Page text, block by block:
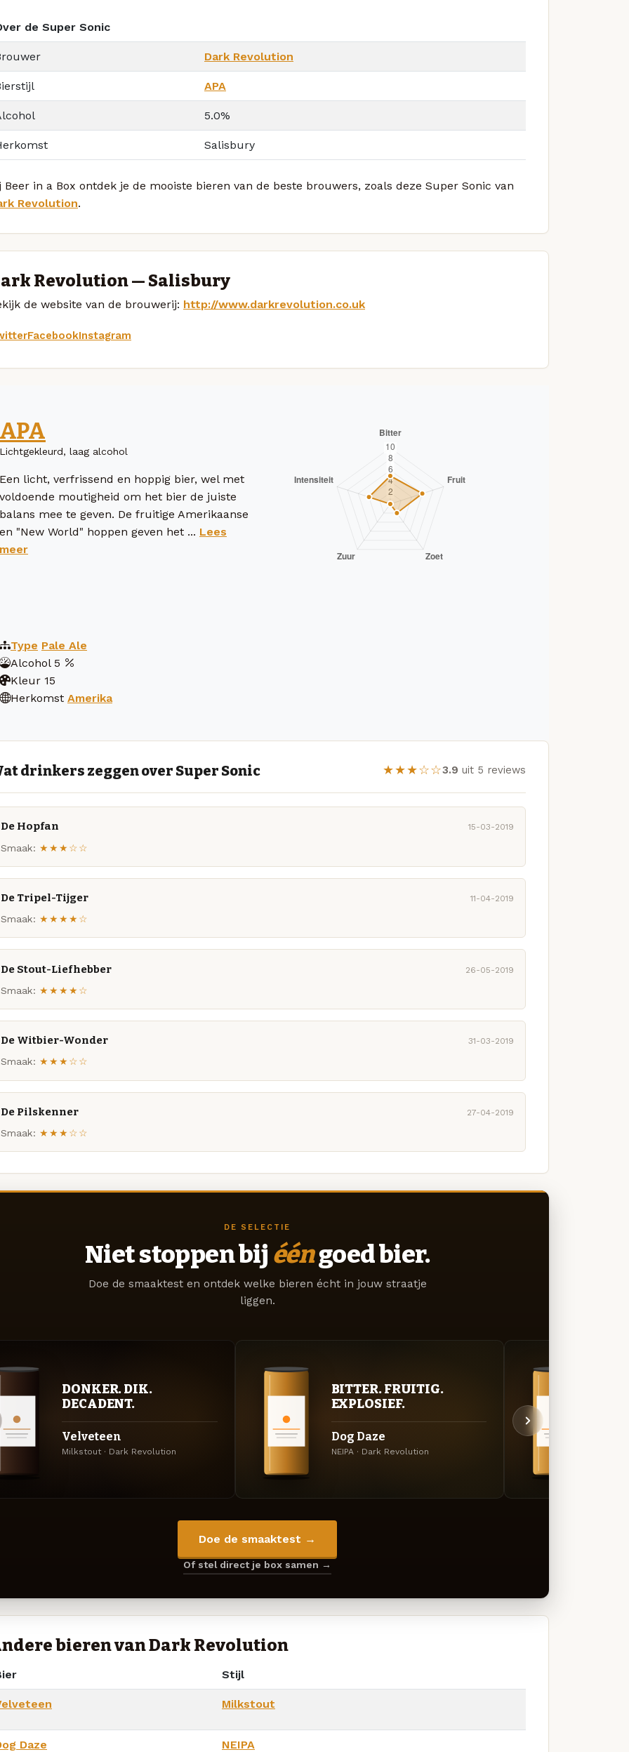
de Super Sonic
Dark Revolution
APA
5.0%
Salisbury
Beer in a Box ontdek je de mooiste bieren van de beste brouwers, zoals deze Super Sonic van
Revolution.
Revolution — Salisbury
de website van de brouwerij: http://www.darkrevolution.co.uk
FacebookInstagram
APA
Lichtgekleurd, laag alcohol
Een licht, verfrissend en hoppig bier, wel met
voldoende moutigheid om het bier de juiste
balans mee te geven. De fruitige Amerikaanse
en "New World" hoppen geven het ... Lees
meer
Type Pale Ale
Alcohol 5
Kleur 15
Herkomst Amerika
drinkers zeggen over Super Sonic ★★★☆☆3.9 uit 5 reviews
De Hopfan 15-03-2019
Smaak: ★★★☆☆
De Tripel-Tijger 11-04-2019
Smaak: ★★★★☆
De Stout-Liefhebber 26-05-2019
Smaak: ★★★★☆
De Witbier-Wonder 31-03-2019
Smaak: ★★★☆☆
De Pilskenner 27-04-2019
Smaak: ★★★☆☆
DE SELECTIE
Niet stoppen bij ééngoed bier.
Doe de smaaktest en ontdek welke bieren écht in jouw straatje
liggen.
DONKER. DIK.
DECADENT.
Velveteen
Milkstout · Dark Revolution
BITTER. FRUITIG.
EXPLOSIEF.
Dog Daze
NEIPA · Dark Revolution
Doe de smaaktest →
Of stel direct je box samen →
bieren van Dark Revolution
Stijl
Milkstout
Daze NEIPA